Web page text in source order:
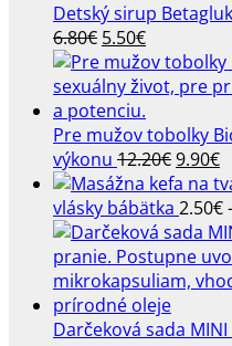
Detský sirup
6.80€ Pôvodná
cena
bola:
6.80€.
5.50€Aktuálna
cena
je:
Pre mužov tobolky
výkonu 12.20€
cena
bola:
12.20€.
9.90€
vlásky bábätka 2.50€
Darčeková sada